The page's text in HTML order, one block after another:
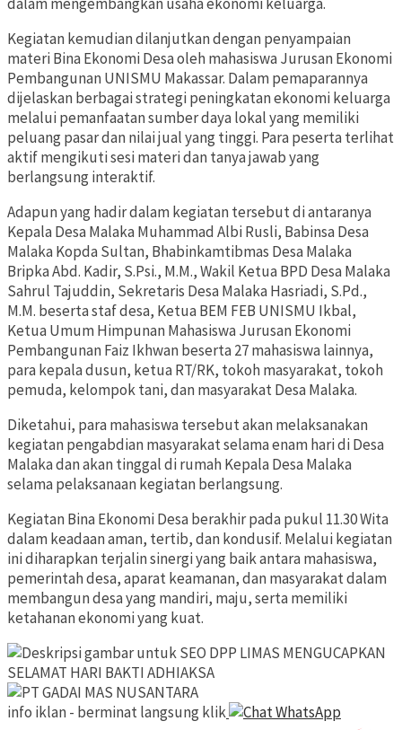
Kegiatan kemudian dilanjutkan dengan penyampaian
materi Bina Ekonomi Desa oleh mahasiswa Jurusan Ekonomi
Pembangunan UNISMU Makassar. Dalam pemaparannya
dijelaskan berbagai strategi peningkatan ekonomi keluarga
melalui pemanfaatan sumber daya lokal yang memiliki
peluang pasar dan nilai jual yang tinggi. Para peserta terlihat
aktif mengikuti sesi materi dan tanya jawab yang
berlangsung interaktif.
Adapun yang hadir dalam kegiatan tersebut di antaranya
Kepala Desa Malaka Muhammad Albi Rusli, Babinsa Desa
Malaka Kopda Sultan, Bhabinkamtibmas Desa Malaka
Bripka Abd. Kadir, S.Psi., M.M., Wakil Ketua BPD Desa Malaka
Sahrul Tajuddin, Sekretaris Desa Malaka Hasriadi, S.Pd.,
M.M. beserta staf desa, Ketua BEM FEB UNISMU Ikbal,
Ketua Umum Himpunan Mahasiswa Jurusan Ekonomi
Pembangunan Faiz Ikhwan beserta 27 mahasiswa lainnya,
para kepala dusun, ketua RT/RK, tokoh masyarakat, tokoh
pemuda, kelompok tani, dan masyarakat Desa Malaka.
Diketahui, para mahasiswa tersebut akan melaksanakan
kegiatan pengabdian masyarakat selama enam hari di Desa
Malaka dan akan tinggal di rumah Kepala Desa Malaka
selama pelaksanaan kegiatan berlangsung.
Kegiatan Bina Ekonomi Desa berakhir pada pukul 11.30 Wita
dalam keadaan aman, tertib, dan kondusif. Melalui kegiatan
ini diharapkan terjalin sinergi yang baik antara mahasiswa,
pemerintah desa, aparat keamanan, dan masyarakat dalam
membangun desa yang mandiri, maju, serta memiliki
ketahanan ekonomi yang kuat.
DPP LIMAS MENGUCAPKAN
SELAMAT HARI BAKTI ADHIAKSA
info iklan - berminat langsung klik